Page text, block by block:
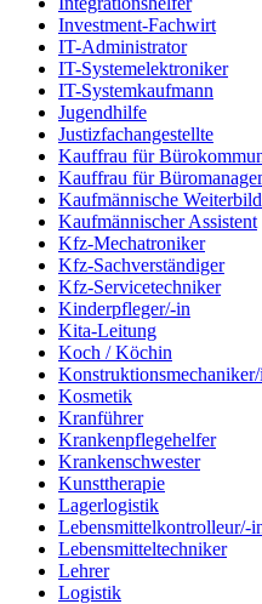
Investment-Fachwirt
IT-Administrator
IT-Systemelektroniker
IT-Systemkaufmann
Jugendhilfe
Justizfachangestellte
Kauffrau für
Kauffrau für
Kaufmännische
Kaufmännischer Assistent
Kfz-Mechatroniker
Kfz-Sachverständiger
Kfz-Servicetechniker
Kinderpfleger/-in
Kita-Leitung
Koch / Köchin
Kosmetik
Kranführer
Krankenpflegehelfer
Krankenschwester
Kunsttherapie
Lagerlogistik
Lebensmittelkontrolleur/-
Lebensmitteltechniker
Lehrer
Logistik